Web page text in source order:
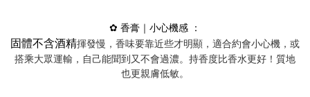
✿ 香膏｜小心機感 ：
固體不含酒精揮發慢，香味要靠近些才明顯，適合約會小心機，或
搭乘大眾運輸，自己能聞到又不會過濃。持香度比香水更好！質地
也更親膚低敏。